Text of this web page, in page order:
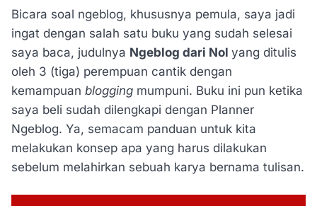
Bicara soal ngeblog, khususnya pemula, saya jadi
ingat dengan salah satu buku yang sudah selesai
saya baca, judulnya Ngeblog dari Nol yang ditulis
oleh 3 (tiga) perempuan cantik dengan
kemampuan blogging mumpuni. Buku ini pun ketika
saya beli sudah dilengkapi dengan Planner
Ngeblog. Ya, semacam panduan untuk kita
melakukan konsep apa yang harus dilakukan
sebelum melahirkan sebuah karya bernama tulisan.